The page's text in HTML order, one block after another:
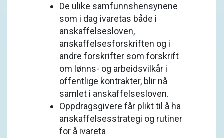
De ulike samfunnshensynene
som i dag ivaretas både i
anskaffelsesloven,
anskaffelsesforskriften og i
andre forskrifter som forskrift
om lønns- og arbeidsvilkår i
offentlige kontrakter, blir nå
samlet i anskaffelsesloven.
Oppdragsgivere får plikt til å ha
anskaffelsesstrategi og rutiner
for å ivareta